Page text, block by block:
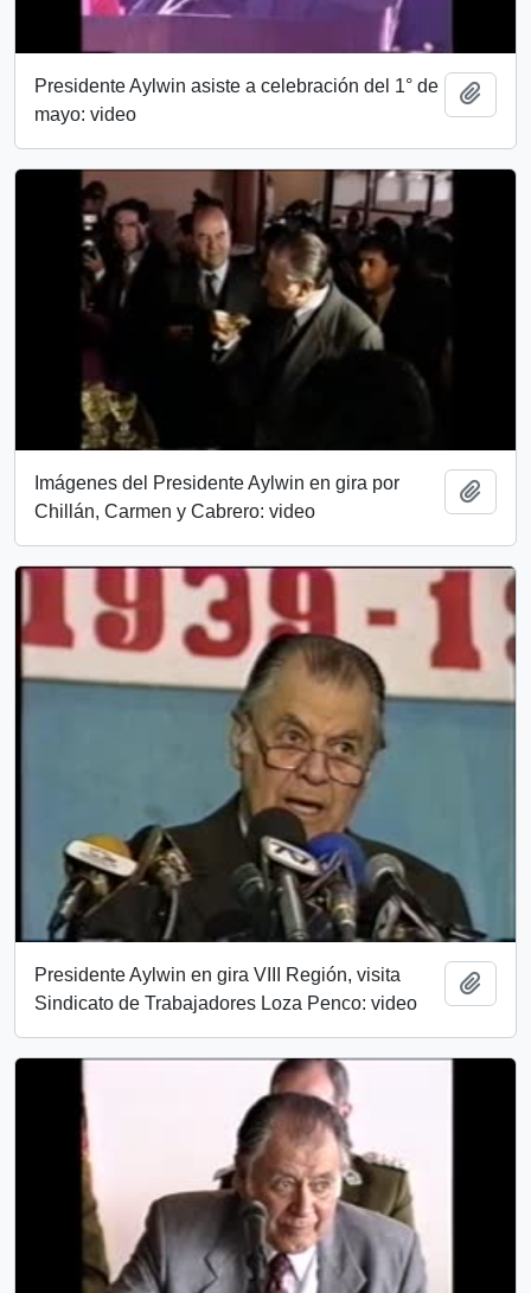
Presidente Aylwin asiste a celebración del 1° de
mayo: video
Imágenes del Presidente Aylwin en gira por
Chillán, Carmen y Cabrero: video
Presidente Aylwin en gira VIII Región, visita
Sindicato de Trabajadores Loza Penco: video